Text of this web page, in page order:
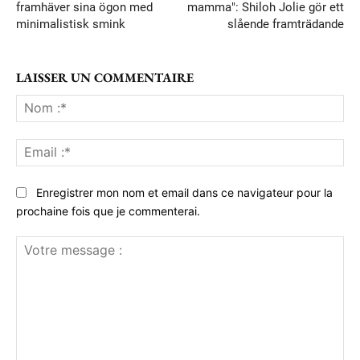
framhäver sina ögon med
minimalistisk smink
mamma": Shiloh Jolie gör ett
slående framträdande
LAISSER UN COMMENTAIRE
:*
:*
Enregistrer mon nom et email dans ce navigateur pour la
prochaine fois que je commenterai.